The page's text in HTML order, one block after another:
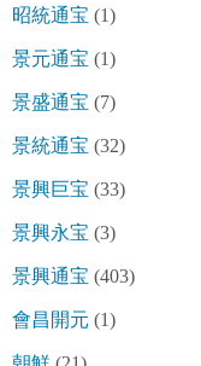
昭統通宝 (1)
景元通宝 (1)
景盛通宝 (7)
景統通宝 (32)
景興巨宝 (33)
景興永宝 (3)
景興通宝 (403)
會昌開元 (1)